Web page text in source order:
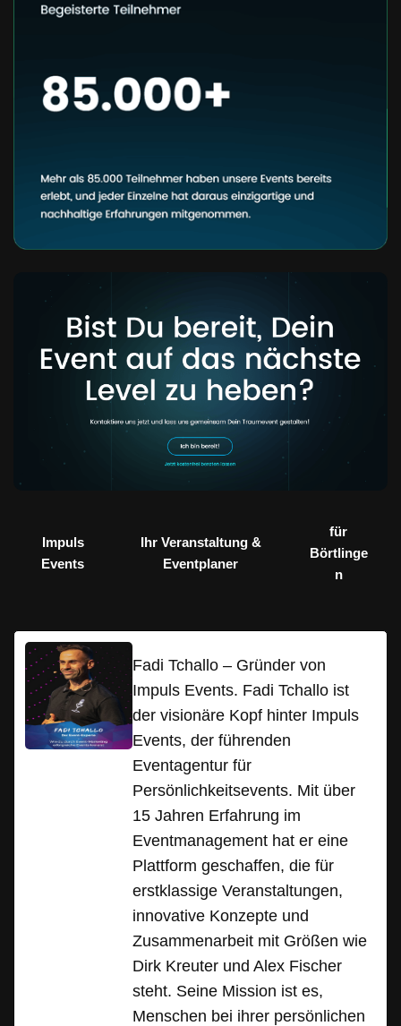
Impuls
Events
Ihr Veranstaltung &
Eventplaner
für
Börtlinge
n
Fadi Tchallo – Gründer von
Impuls Events. Fadi Tchallo ist
der visionäre Kopf hinter Impuls
Events, der führenden
Eventagentur für
Persönlichkeitsevents. Mit über
15 Jahren Erfahrung im
Eventmanagement hat er eine
Plattform geschaffen, die für
erstklassige Veranstaltungen,
innovative Konzepte und
Zusammenarbeit mit Größen wie
Dirk Kreuter und Alex Fischer
steht. Seine Mission ist es,
Menschen bei ihrer persönlichen